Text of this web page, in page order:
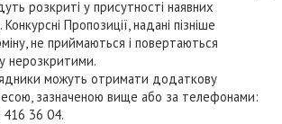
розкриті у присутності наявних
Пропозиції, надані пізніше
не приймаються і повертаються
нерозкритими.
можуть отримати додаткову
зазначеною вище або за телефонами:
36 04.